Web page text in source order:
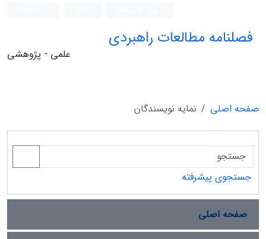
فصلنامه مطالعات راهبردی
علمی - پژوهشی
صفحه اصلی نمایه نویسندگان
جستجوی پیشرفته
صفحه اصلی